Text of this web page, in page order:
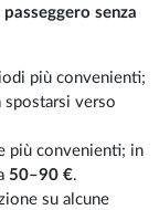
passeggero senza
più convenienti;
verso
più convenienti; in
50–90 €.
su alcune